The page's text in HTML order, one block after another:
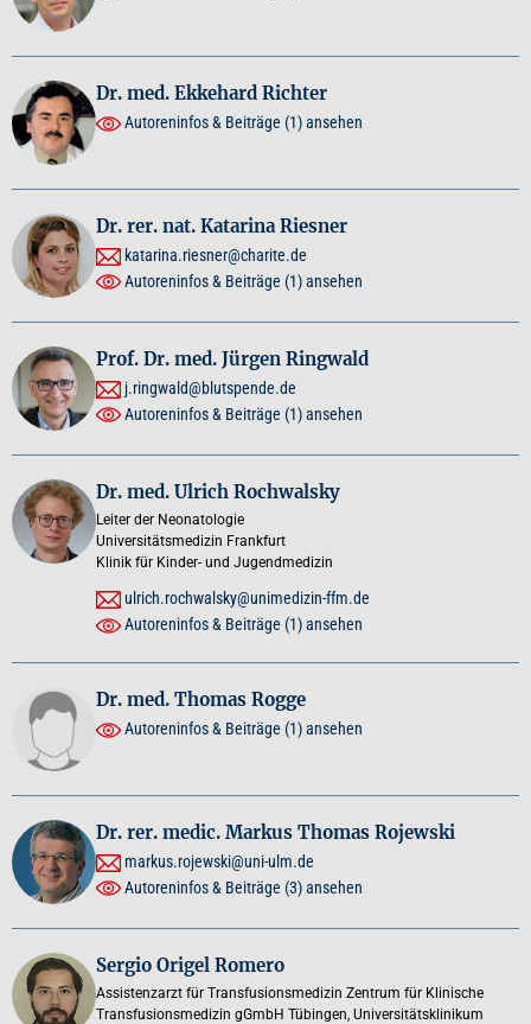
Dr. med. Ekkehard Richter
Autoreninfos & Beiträge (1)ansehen
Dr. rer. nat. Katarina Riesner
katarina.riesner@charite.de
Autoreninfos & Beiträge (1)ansehen
Prof. Dr. med. Jürgen Ringwald
j.ringwald@blutspende.de
Autoreninfos & Beiträge (1)ansehen
Dr. med. Ulrich Rochwalsky
Leiter der Neonatologie
Universitätsmedizin Frankfurt
Klinik für Kinder- und Jugendmedizin
ulrich.rochwalsky@unimedizin-ffm.de
Autoreninfos & Beiträge (1)ansehen
Dr. med. Thomas Rogge
Autoreninfos & Beiträge (1)ansehen
Dr. rer. medic. Markus Thomas Rojewski
markus.rojewski@uni-ulm.de
Autoreninfos & Beiträge (3)ansehen
Sergio Origel Romero
Assistenzarzt für Transfusionsmedizin Zentrum für Klinische
Transfusionsmedizin gGmbH Tübingen, Universitätsklinikum